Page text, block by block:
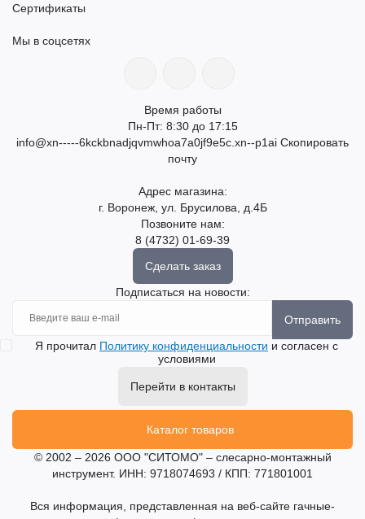
Сертификаты
Мы в соцсетях
Время работы
Пн-Пт: 8:30 до 17:15
info@xn-----6kckbnadjqvmwhoa7a0jf9e5c.xn--p1ai Скопировать
почту
Адрес магазина:
г. Воронеж, ул. Брусилова, д.4Б
Позвоните нам:
8 (4732) 01-69-39
Сделать заказ
Подписаться на новости:
Отправить
Я прочитал Политику конфиденциальности и согласен с
условиями
Перейти в контакты
Каталог товаров
© 2002 – 2026 ООО "СИТОМО" – слесарно-монтажный
инструмент. ИНН: 9718074693 / КПП: 771801001
Вся информация, представленная на веб-сайте гачные-